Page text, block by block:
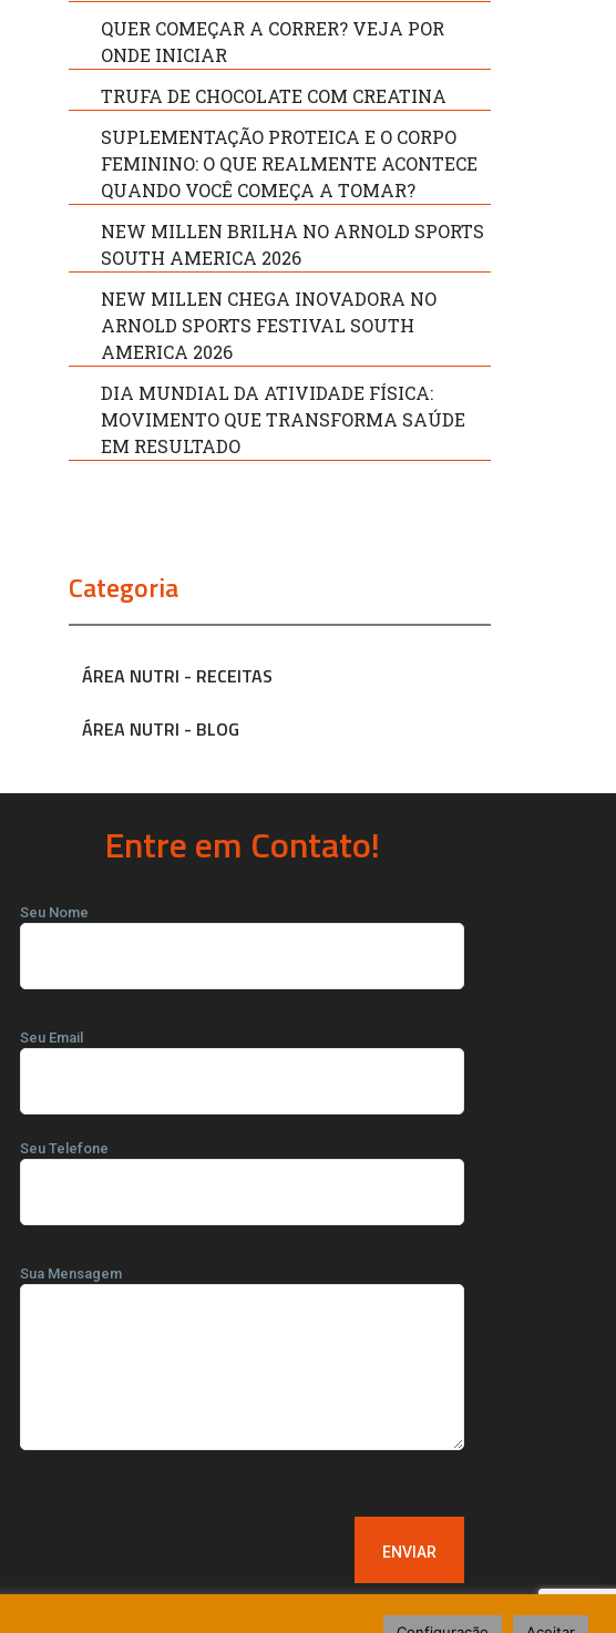
QUER COMEÇAR A CORRER? VEJA POR
ONDE INICIAR
TRUFA DE CHOCOLATE COM CREATINA
SUPLEMENTAÇÃO PROTEICA E O CORPO
FEMININO: O QUE REALMENTE ACONTECE
QUANDO VOCÊ COMEÇA A TOMAR?
NEW MILLEN BRILHA NO ARNOLD SPORTS
SOUTH AMERICA 2026
NEW MILLEN CHEGA INOVADORA NO
ARNOLD SPORTS FESTIVAL SOUTH
AMERICA 2026
DIA MUNDIAL DA ATIVIDADE FÍSICA:
MOVIMENTO QUE TRANSFORMA SAÚDE
EM RESULTADO
Categoria
ÁREA NUTRI - RECEITAS
ÁREA NUTRI - BLOG
Entre em Contato!
Seu Nome
Seu Email
Seu Telefone
Sua Mensagem